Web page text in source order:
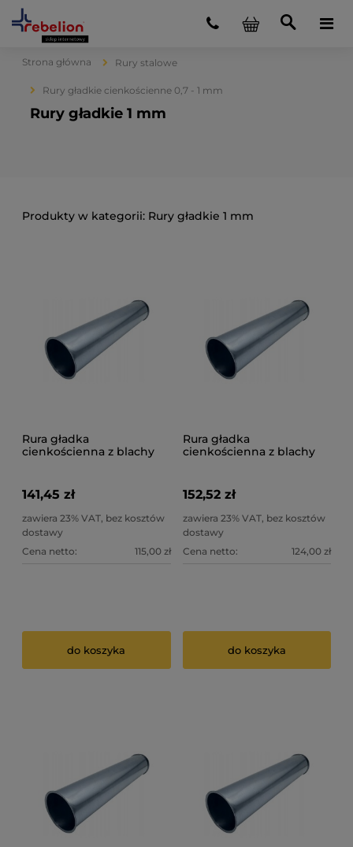
Strona główna Rury stalowe
Rury gładkie cienkościenne 0,7 - 1 mm
Rury gładkie 1 mm
Rury gładkie 1 mm
Rura gładka
cienkościenna z blachy
141,45 zł
zawiera 23% VAT, bez kosztów
dostawy
Cena netto:
115,00 zł
do koszyka
Rura gładka
cienkościenna z blachy
152,52 zł
zawiera 23% VAT, bez kosztów
dostawy
Cena netto:
124,00 zł
do koszyka